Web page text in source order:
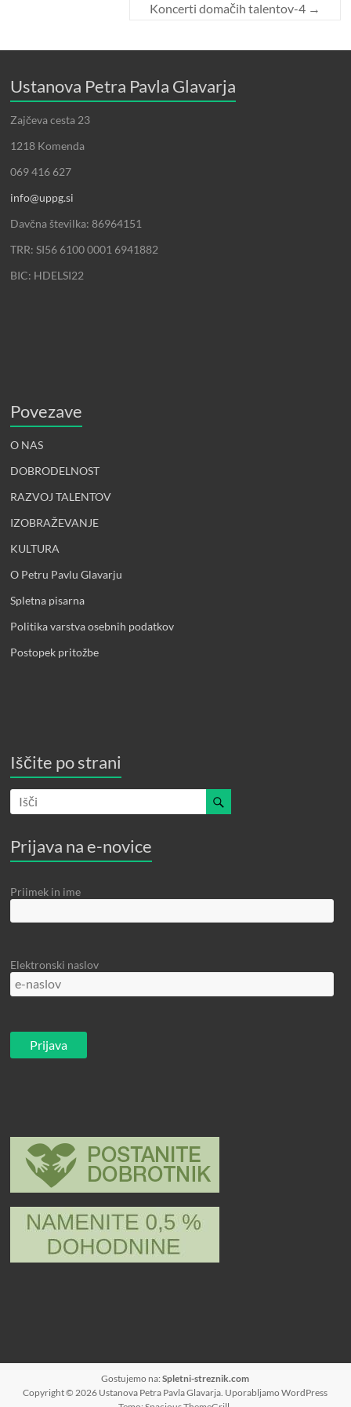
Koncerti domačih talentov-4 →
Ustanova Petra Pavla Glavarja
Zajčeva cesta 23
1218 Komenda
069 416 627
info@uppg.si
Davčna številka: 86964151
TRR: SI56 6100 0001 6941882
BIC: HDELSI22
Povezave
O NAS
DOBRODELNOST
RAZVOJ TALENTOV
IZOBRAŽEVANJE
KULTURA
O Petru Pavlu Glavarju
Spletna pisarna
Politika varstva osebnih podatkov
Postopek pritožbe
Iščite po strani
Prijava na e-novice
Priimek in ime
Elektronski naslov
Gostujemo na:Spletni-streznik.com
Copyright © 2026 Ustanova Petra Pavla Glavarja . UporabljamoWordPress